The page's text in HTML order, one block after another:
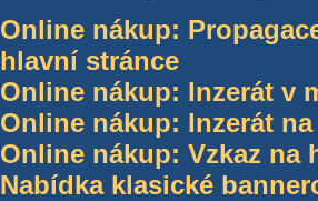
Online nákup:
hlavní stránce
Online nákup: Inzerát v
Online nákup: Inzerát
Online nákup: Vzkaz na
Nabídka klasické